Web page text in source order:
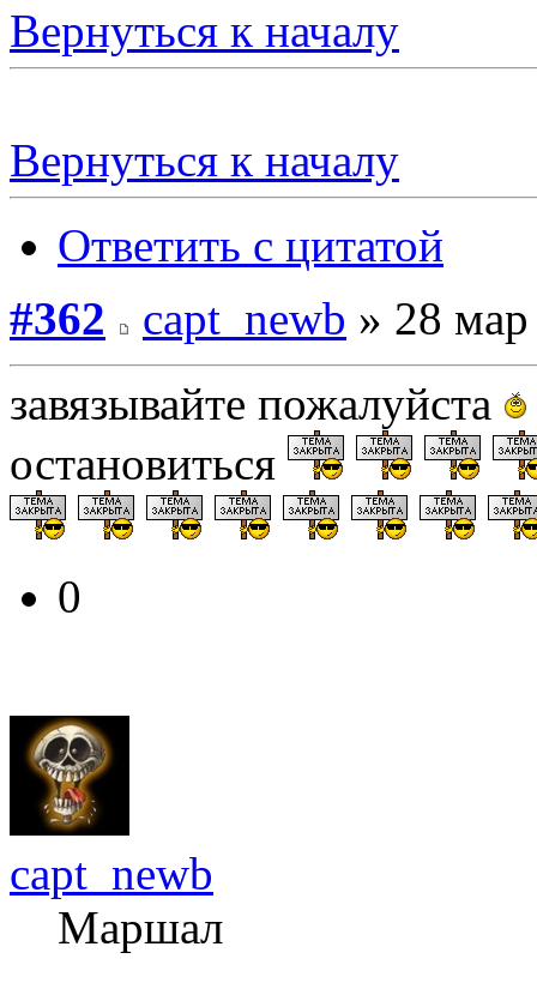
Вернуться к началу
Вернуться к началу
Ответить с цитатой
#362
capt_newb » 28
завязывайте пожалуйста
остановиться
0
capt_newb
Маршал